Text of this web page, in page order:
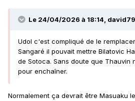
Le 24/04/2026 à 18:14, david79
Udol c'est compliqué de le
Sangaré il pouvait mettre Bilatovic
de Sotoca. Sans doute que Thauvin
pour enchaîner.
Normalement ça devrait être Masuaku